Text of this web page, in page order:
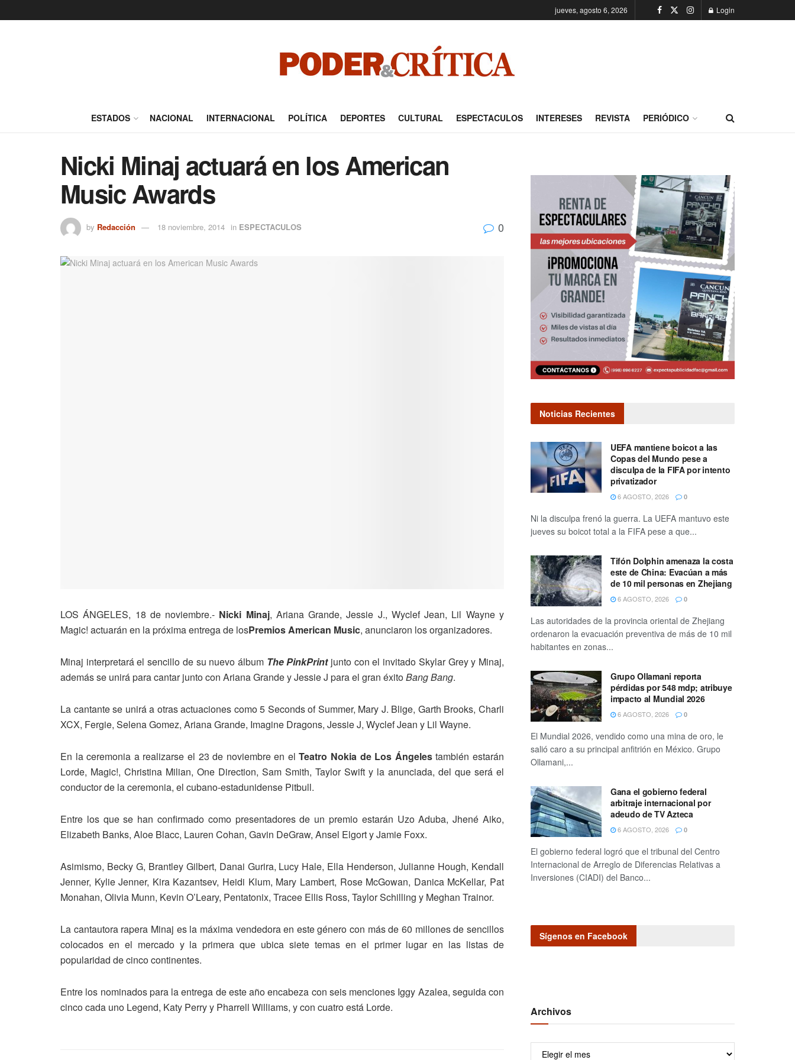
jueves, agosto 6, 2026 Login
ESTADOS NACIONAL INTERNACIONAL POLÍTICA DEPORTES CULTURAL ESPECTACULOS INTERESES REVISTA PERIÓDICO
Nicki Minaj actuará en los American
Music Awards
by Redacción 18 noviembre, 2014 in ESPECTACULOS 0
LOS ÁNGELES, 18 de noviembre.- Nicki Minaj, Ariana Grande, Jessie J., Wyclef Jean, Lil Wayne y
Magic! actuarán en la próxima entrega de losPremios American Music, anunciaron los organizadores.
Minaj interpretará el sencillo de su nuevo álbum The PinkPrintjunto con el invitado Skylar Grey y Minaj,
además se unirá para cantar junto con Ariana Grande y Jessie J para el gran éxitoBang Bang.
La cantante se unirá a otras actuaciones como 5 Seconds of Summer, Mary J. Blige, Garth Brooks, Charli
XCX, Fergie, Selena Gomez, Ariana Grande, Imagine Dragons, Jessie J, Wyclef Jean y Lil Wayne.
En la ceremonia a realizarse el 23 de noviembre en elTeatro Nokia de Los Ángelestambién estarán
Lorde, Magic!, Christina Milian, One Direction, Sam Smith, Taylor Swift y la anunciada, del que será el
conductor de la ceremonia, el cubano-estadunidense Pitbull.
Entre los que se han confirmado como presentadores de un premio estarán Uzo Aduba, Jhené Aiko,
Elizabeth Banks, Aloe Blacc, Lauren Cohan, Gavin DeGraw, Ansel Elgort y Jamie Foxx.
Asimismo, Becky G, Brantley Gilbert, Danai Gurira, Lucy Hale, Ella Henderson, Julianne Hough, Kendall
Jenner, Kylie Jenner, Kira Kazantsev, Heidi Klum, Mary Lambert, Rose McGowan, Danica McKellar, Pat
Monahan, Olivia Munn, Kevin O’Leary, Pentatonix, Tracee Ellis Ross, Taylor Schilling y Meghan Trainor.
La cantautora rapera Minaj es la máxima vendedora en este género con más de 60 millones de sencillos
colocados en el mercado y la primera que ubica siete temas en el primer lugar en las listas de
popularidad de cinco continentes.
Entre los nominados para la entrega de este año encabeza con seis menciones Iggy Azalea, seguida con
cinco cada uno Legend, Katy Perry y Pharrell Williams, y con cuatro está Lorde.
Noticias Recientes
UEFA mantiene boicot a las
Copas del Mundo pese a
disculpa de la FIFA por intento
privatizador
6 AGOSTO, 2026 0
Ni la disculpa frenó la guerra. La UEFA mantuvo este
jueves su boicot total a la FIFA pese a que...
Tifón Dolphin amenaza la costa
este de China: Evacúan a más
de 10 mil personas en Zhejiang
6 AGOSTO, 2026 0
Las autoridades de la provincia oriental de Zhejiang
ordenaron la evacuación preventiva de más de 10 mil
habitantes en zonas...
Grupo Ollamani reporta
pérdidas por 548 mdp; atribuye
impacto al Mundial 2026
6 AGOSTO, 2026 0
El Mundial 2026, vendido como una mina de oro, le
salió caro a su principal anfitrión en México. Grupo
Ollamani,...
Gana el gobierno federal
arbitraje internacional por
adeudo de TV Azteca
6 AGOSTO, 2026 0
El gobierno federal logró que el tribunal del Centro
Internacional de Arreglo de Diferencias Relativas a
Inversiones (CIADI) del Banco...
Sígenos en Facebook
Archivos
Archivos